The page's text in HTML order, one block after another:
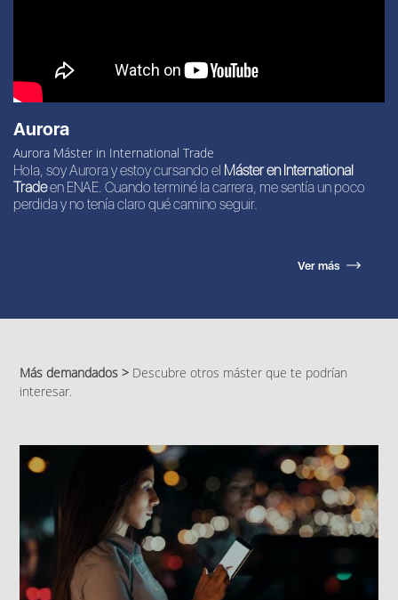
Aurora
Aurora Máster in International Trade
Hola, soy Aurora y estoy cursando el Máster en International
Tradeen ENAE. Cuando terminé la carrera, me sentía un poco
perdida y no tenía claro qué camino seguir.
Ver más
Más demandados > Descubre otros máster que te podrían
interesar.